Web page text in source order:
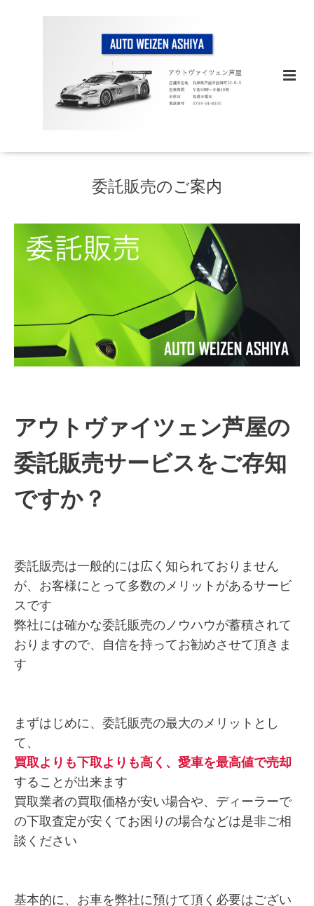
委託販売のご案内
アウトヴァイツェン芦屋の
委託販売サービスをご存知
ですか？
委託販売は一般的には広く知られておりません
が、お客様にとって多数のメリットがあるサービ
スです
弊社には確かな委託販売のノウハウが蓄積されて
おりますので、自信を持ってお勧めさせて頂きま
す
まずはじめに、委託販売の最大のメリットとし
て、
買取よりも下取よりも高く、愛車を最高値で売却
することが出来ます
買取業者の買取価格が安い場合や、ディーラーで
の下取査定が安くてお困りの場合などは是非ご相
談ください
基本的に、お車を弊社に預けて頂く必要はござい